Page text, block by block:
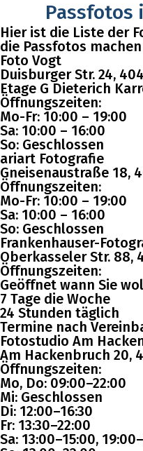
Passfotos
Hier ist die Liste der
die Passfotos
Foto Vogt
Duisburger Str. 24,
Etage G Dieterich
Öffnungszeiten:
Mo-Fr: 10:00 – 19:00
Sa: 10:00 – 16:00
So: Geschlossen
ariart Fotografie
Gneisenaustraße 18,
Öffnungszeiten:
Mo-Fr: 10:00 – 19:00
Sa: 10:00 – 16:00
So: Geschlossen
Frankenhauser-
Oberkasseler Str. 88,
Öffnungszeiten:
Geöffnet wann Sie
7 Tage die Woche
24 Stunden täglich
Termine nach
Fotostudio Am
Am Hackenbruch 20,
Öffnungszeiten:
Mo, Do: 09:00–22:00
Mi: Geschlossen
Di: 12:00–16:30
Fr: 13:30–22:00
Sa: 13:00–15:00,